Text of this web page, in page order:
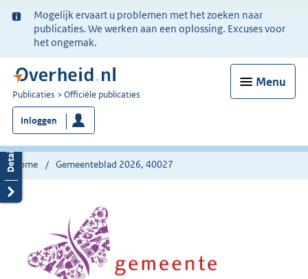
Ter
informatie:
Mogelijk ervaart u problemen met het zoeken naar
publicaties. We werken aan een oplossing. Excuses voor
het ongemak.
Menu
U
bent
nu
hier:
Publicaties Officiële publicaties
Inloggen
Home Gemeenteblad 2026, 40027